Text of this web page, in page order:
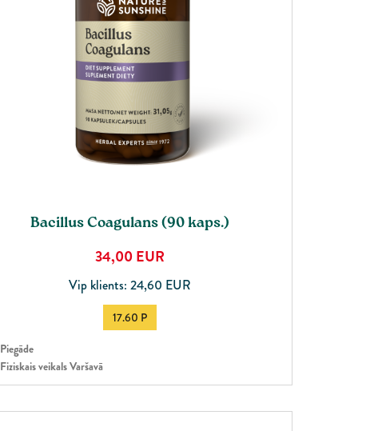
Bacillus Coagulans (90 kaps.)
34,00 EUR
Vip klients: 24,60 EUR
17.60 P
Piegāde
Fiziskais veikals Varšavā